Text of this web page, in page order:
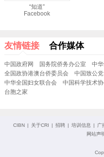
“知道”
Facebook
友情链接 合作媒体
中国政府网 国务院侨务办公室
中
全国政协港澳台侨委员会
中国致公党
中华全国妇女联合会
中国科学技术
台胞之家
CIBN | 关于CRI | 招聘 | 培训信息 | 广
网站声